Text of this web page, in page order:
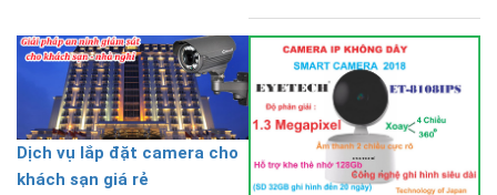
Dịch vụ lắp đặt camera cho
khách sạn giá rẻ